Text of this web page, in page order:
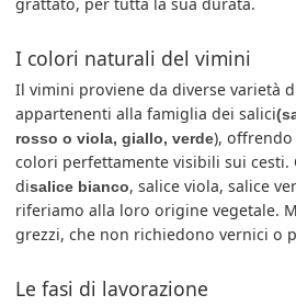
I colori naturali del vimini
Il vimini proviene da diverse varietà
appartenenti alla famiglia dei salici
rosso o viola, giallo, verde), offrendo
colori perfettamente visibili sui cesti.
disalice bianco, salice viola, salice
riferiamo alla loro origine vegetale.
grezzi, che non richiedono vernici o
Le fasi di lavorazione